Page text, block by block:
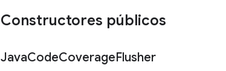
Constructores públicos
JavaCodeCoverageFlusher